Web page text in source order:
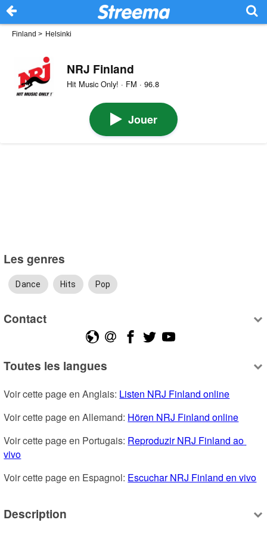
Finland > Helsinki
NRJ Finland
Hit Music Only! · FM · 96.8
Jouer
Les genres
Dance Hits Pop
Contact
Toutes les langues
Voir cette page en Anglais: Listen NRJ Finland online
Voir cette page en Allemand: Hören NRJ Finland online
Voir cette page en Portugais: Reproduzir NRJ Finland ao
vivo
Voir cette page en Espagnol: Escuchar NRJ Finland en vivo
Description